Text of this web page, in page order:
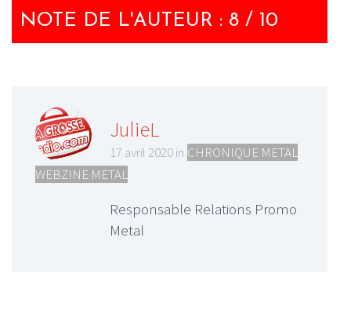
NOTE DE L'AUTEUR : 8 / 10
JulieL
17 avril 2020 in CHRONIQUE METAL
WEBZINE METAL
Responsable Relations Promo
Metal